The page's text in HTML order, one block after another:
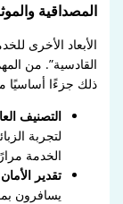
المصداقية
الأبعاد الأخرى
القادسية”. من
ذلك جزءًا أساسيًا
التصنيف
لتجربة
الخدمة
تقدير الأمان
يسافرون